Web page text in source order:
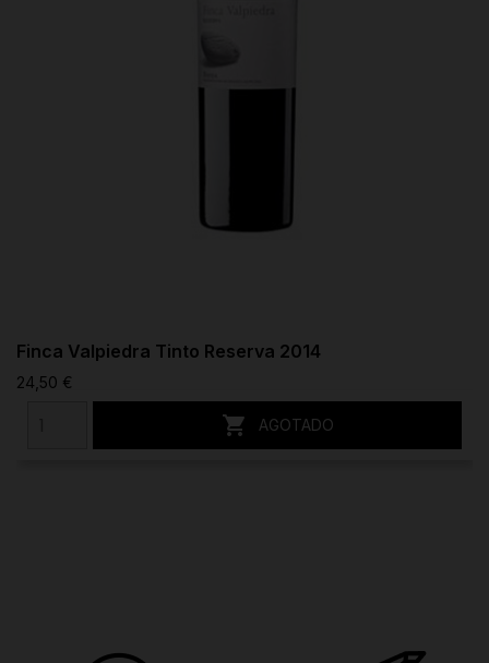
Finca Valpiedra Tinto Reserva 2014
24,50 €
 AGOTADO